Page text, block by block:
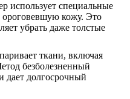
использует специальные
ороговевшую кожу. Это
убрать даже толстые
ткани, включая
безболезненный
дает долгосрочный